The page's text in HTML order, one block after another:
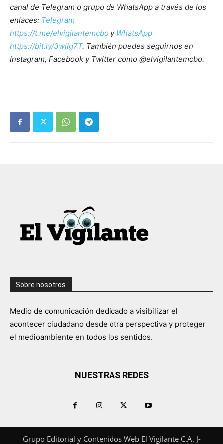
canal de Telegram o grupo de WhatsApp a través de los
enlaces: Telegram
https://t.me/elvigilantemcbo y WhatsApp
https://bit.ly/3wjIg7T. También puedes seguirnos en
Instagram, Facebook y Twitter como @elvigilantemcbo.
Sobre nosotros
Medio de comunicación dedicado a visibilizar el
acontecer ciudadano desde otra perspectiva y proteger
el medioambiente en todos los sentidos.
NUESTRAS REDES
Grupo Editorial y Contenidos Web El Vigilante C.A. J-